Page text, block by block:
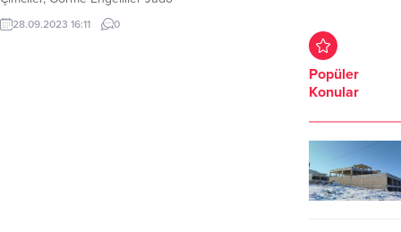
Azerbaycan Grand Prisinde bronz
madalya aldı.Nilüfer Belediyesi
28.09.2023 16:11 0
Popüler
Konular